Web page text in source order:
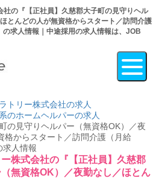
の『【正社員】久慈郡大子町の見守りヘル
とんどの人が無資格からスタート／訪問介護
の求人情報｜中途採用の求人情報は、JOB
トリー株式会社の求人
のホームヘルパーの求人
の見守りヘルパー（無資格OK）／夜
格からスタート／訪問介護（月給
求人情報
株式会社の『【正社員】久慈郡
無資格OK）／夜勤なし／ほとん